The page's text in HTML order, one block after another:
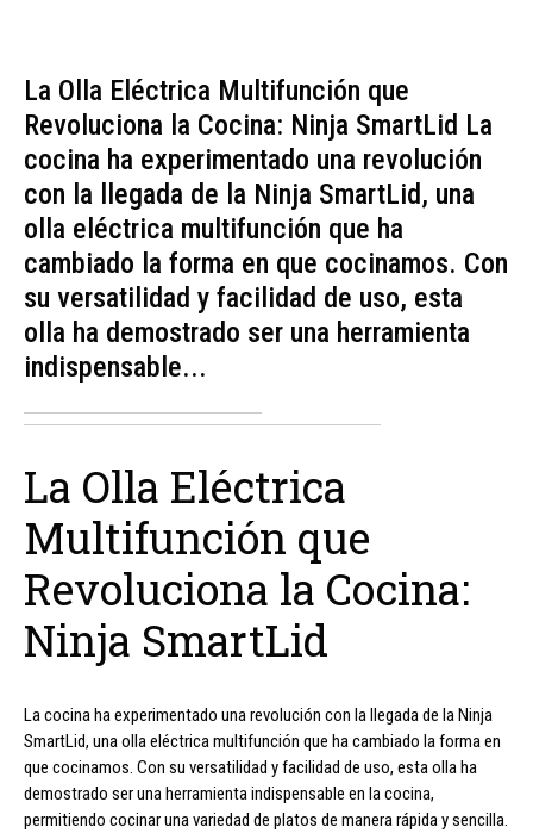
La Olla Eléctrica Multifunción que
Revoluciona la Cocina: Ninja SmartLid La
cocina ha experimentado una revolución
con la llegada de la Ninja SmartLid, una
olla eléctrica multifunción que ha
cambiado la forma en que cocinamos. Con
su versatilidad y facilidad de uso, esta
olla ha demostrado ser una herramienta
indispensable...
La Olla Eléctrica
Multifunción que
Revoluciona la Cocina:
Ninja SmartLid
La cocina ha experimentado una revolución con la llegada de la Ninja
SmartLid, una olla eléctrica multifunción que ha cambiado la forma en
que cocinamos. Con su versatilidad y facilidad de uso, esta olla ha
demostrado ser una herramienta indispensable en la cocina,
permitiendo cocinar una variedad de platos de manera rápida y sencilla.